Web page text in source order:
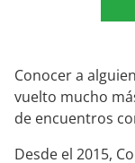
Conocer a
vuelto mucho
de encuentros
Desde el 2015,